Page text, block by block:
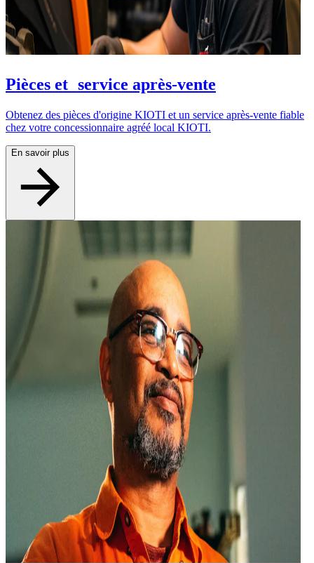
Pièces et service après-vente
Obtenez des pièces d'origine KIOTI et un service après-vente fiable
chez votre concessionnaire agréé local KIOTI.
En savoir plus